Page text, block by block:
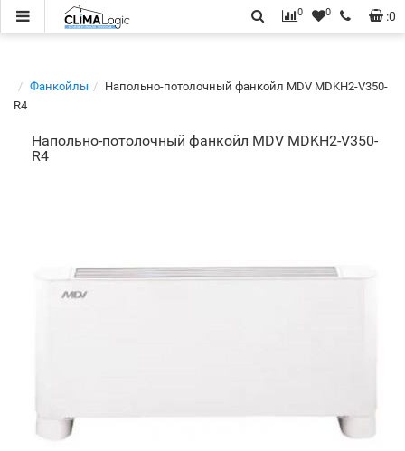
:0
0 0
Фанкойлы
Напольно-потолочный фанкойл MDV MDKH2-V350-
R4
Напольно-потолочный фанкойл MDV MDKH2-V350-
R4